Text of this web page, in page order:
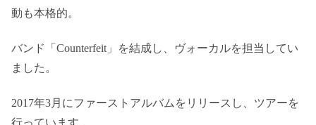
動も本格的。
バンド「Counterfeit」を結成し、ヴォーカルを担当してい
ました。
2017年3月にファーストアルバムをリリースし、ツアーを